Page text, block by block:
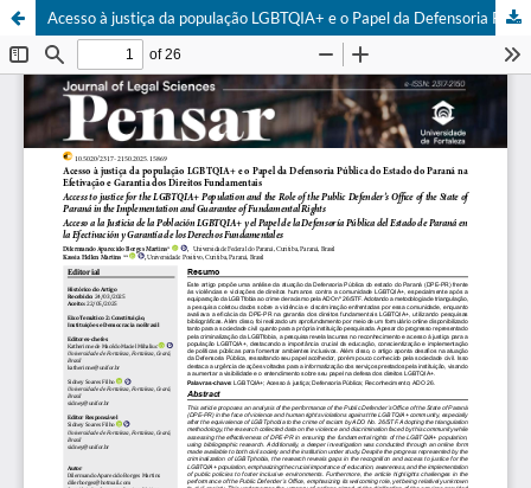
Acesso à justiça da população LGBTQIA+ e o Papel da Defensoria Pública do Estado do Paraná na Efetivação e Garantia dos Direitos Fundamentais